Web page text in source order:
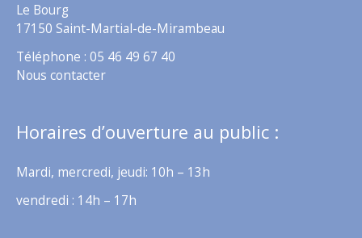
Le Bourg
17150 Saint-Martial-de-Mirambeau
Téléphone : 05 46 49 67 40
Nous contacter
Horaires d’ouverture au public :
Mardi, mercredi, jeudi: 10h – 13h
vendredi : 14h – 17h